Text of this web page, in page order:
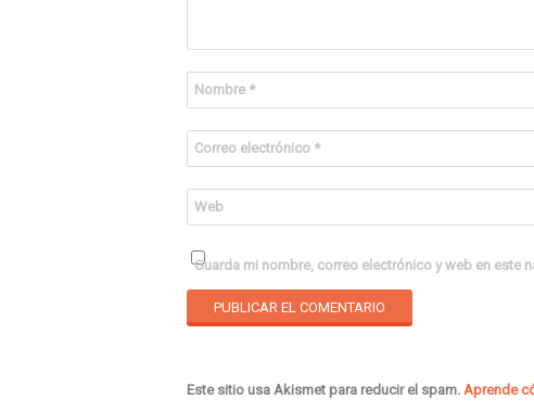
Nombre *
Correo electrónico *
Web
Guarda mi nombre, correo electrónico y web en este
Este sitio usa Akismet para reducir el spam. Aprende